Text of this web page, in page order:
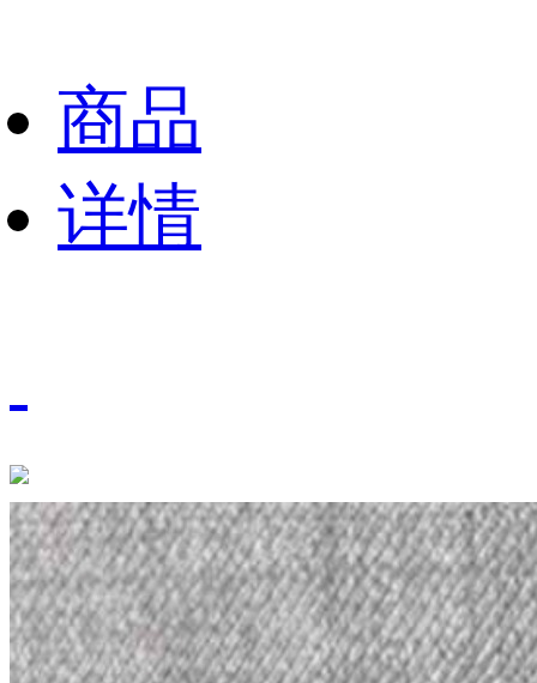
商品
详情